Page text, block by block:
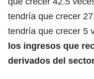
tendría que crecer
tendría que crecer 5
los ingresos que
derivados del